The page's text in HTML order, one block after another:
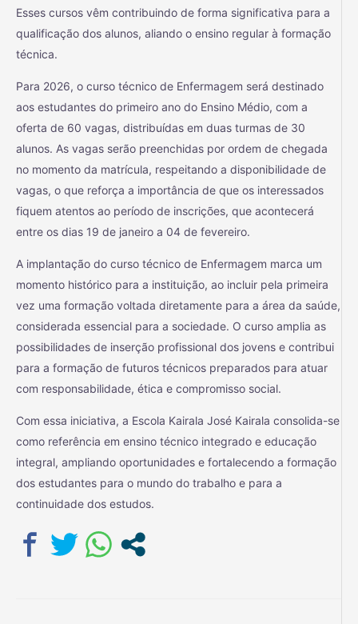
Esses cursos vêm contribuindo de forma significativa para a
qualificação dos alunos, aliando o ensino regular à formação
técnica.
Para 2026, o curso técnico de Enfermagem será destinado
aos estudantes do primeiro ano do Ensino Médio, com a
oferta de 60 vagas, distribuídas em duas turmas de 30
alunos. As vagas serão preenchidas por ordem de chegada
no momento da matrícula, respeitando a disponibilidade de
vagas, o que reforça a importância de que os interessados
fiquem atentos ao período de inscrições, que acontecerá
entre os dias 19 de janeiro a 04 de fevereiro.
A implantação do curso técnico de Enfermagem marca um
momento histórico para a instituição, ao incluir pela primeira
vez uma formação voltada diretamente para a área da saúde,
considerada essencial para a sociedade. O curso amplia as
possibilidades de inserção profissional dos jovens e contribui
para a formação de futuros técnicos preparados para atuar
com responsabilidade, ética e compromisso social.
Com essa iniciativa, a Escola Kairala José Kairala consolida-se
como referência em ensino técnico integrado e educação
integral, ampliando oportunidades e fortalecendo a formação
dos estudantes para o mundo do trabalho e para a
continuidade dos estudos.